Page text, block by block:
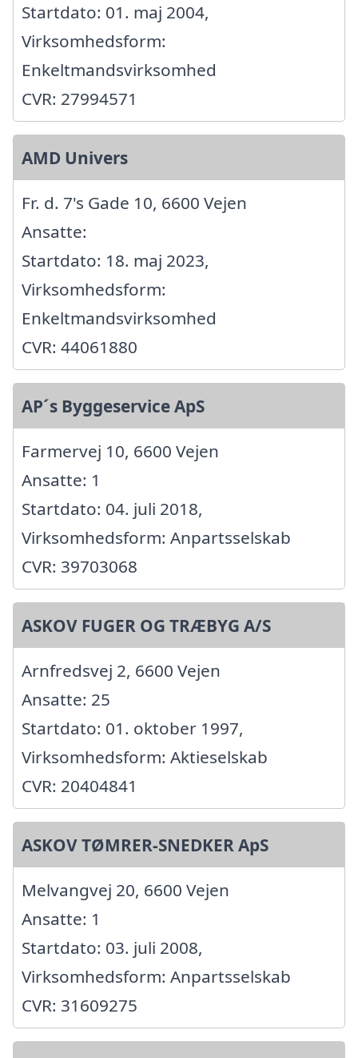
Startdato: 01. maj 2004,
Virksomhedsform:
Enkeltmandsvirksomhed
CVR: 27994571
AMD Univers
Fr. d. 7's Gade 10, 6600 Vejen
Ansatte:
Startdato: 18. maj 2023,
Virksomhedsform:
Enkeltmandsvirksomhed
CVR: 44061880
AP´s Byggeservice ApS
Farmervej 10, 6600 Vejen
Ansatte: 1
Startdato: 04. juli 2018,
Virksomhedsform: Anpartsselskab
CVR: 39703068
ASKOV FUGER OG TRÆBYG A/S
Arnfredsvej 2, 6600 Vejen
Ansatte: 25
Startdato: 01. oktober 1997,
Virksomhedsform: Aktieselskab
CVR: 20404841
ASKOV TØMRER-SNEDKER ApS
Melvangvej 20, 6600 Vejen
Ansatte: 1
Startdato: 03. juli 2008,
Virksomhedsform: Anpartsselskab
CVR: 31609275